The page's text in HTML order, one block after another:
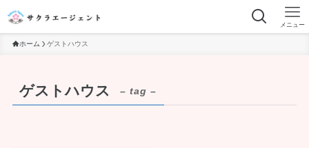
メニュー
ホーム ゲストハウス
ゲストハウス – tag –